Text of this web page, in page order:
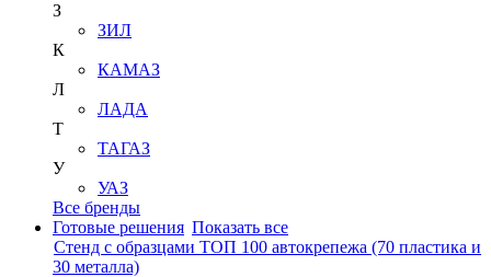
З
ЗИЛ
К
КАМАЗ
Л
ЛАДА
Т
ТАГАЗ
У
УАЗ
Все бренды
Готовые решения Показать все
Стенд с образцами ТОП 100 автокрепежа (70 пластика и
30 металла)